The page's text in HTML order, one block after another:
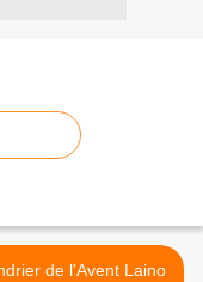
de l'Avent Laino